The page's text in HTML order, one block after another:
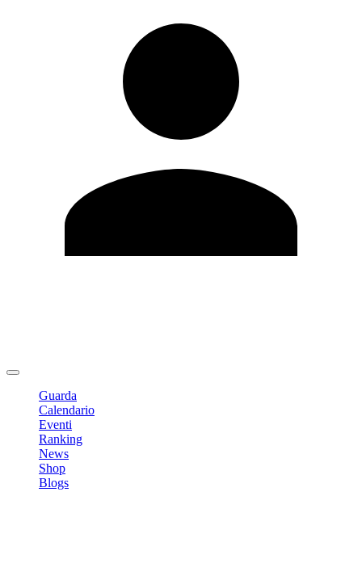
Guarda
Calendario
Eventi
Ranking
News
Shop
Blogs